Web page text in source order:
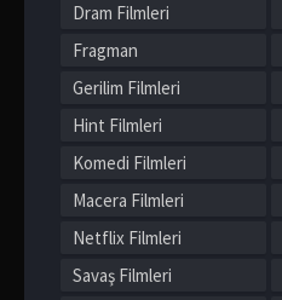
Dram Filmleri
Fragman
Gerilim Filmleri
Hint Filmleri
Komedi Filmleri
Macera Filmleri
Netflix Filmleri
Savaş Filmleri